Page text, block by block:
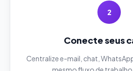
2
Conecte seus
Centralize e-mail, chat,